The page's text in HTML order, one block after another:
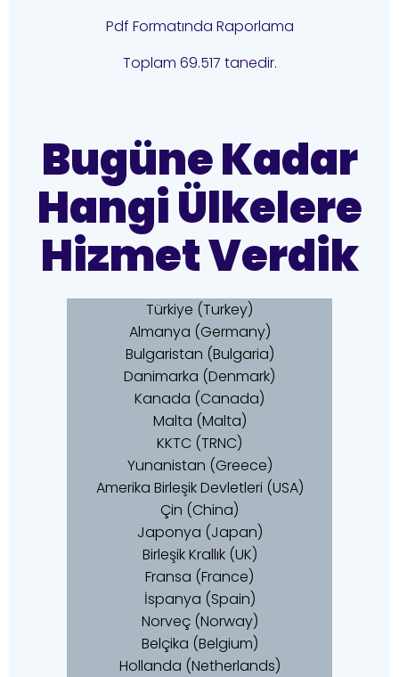
Pdf Formatında Raporlama
Toplam 69.517 tanedir.
Bugüne Kadar
Hangi Ülkelere
Hizmet Verdik
Türkiye (Turkey)
Almanya (Germany)
Bulgaristan (Bulgaria)
Danimarka (Denmark)
Kanada (Canada)
Malta (Malta)
KKTC (TRNC)
Yunanistan (Greece)
Amerika Birleşik Devletleri (USA)
Çin (China)
Japonya (Japan)
Birleşik Krallık (UK)
Fransa (France)
İspanya (Spain)
Norveç (Norway)
Belçika (Belgium)
Hollanda (Netherlands)